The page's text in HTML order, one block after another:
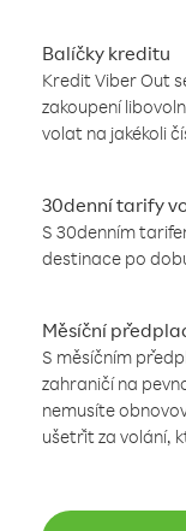
Balíčky kreditu
Kredit Viber Out
zakoupení
volat na jakékoli
30denní tarify
S 30denním
destinace po
Měsíční
S měsíčním
zahraničí na
nemusíte
ušetřit za volání,